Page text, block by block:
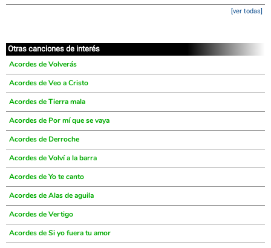
[ver todas]
Otras canciones de interés
Acordes de Volverás
Acordes de Veo a Cristo
Acordes de Tierra mala
Acordes de Por mí que se vaya
Acordes de Derroche
Acordes de Volví a la barra
Acordes de Yo te canto
Acordes de Alas de aguila
Acordes de Vertigo
Acordes de Si yo fuera tu amor